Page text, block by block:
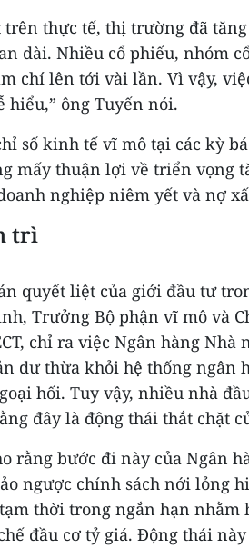
trên thực tế, thị trường đã
dài. Nhiều cổ phiếu, nhóm
chí lên tới vài lần. Vì vậy,
hiểu,” ông Tuyến nói.
số kinh tế vĩ mô tại các kỳ
mấy thuận lợi về triển vọng
nghiệp niêm yết và nợ
trì
quyết liệt của giới đầu tư
Trưởng Bộ phận vĩ mô và
chỉ ra việc Ngân hàng
dư thừa khỏi hệ thống ngân
hối. Tuy vậy, nhiều nhà
đây là động thái thắt chặt
rằng bước đi này của Ngân
ngược chính sách nới lỏng
thời trong ngắn hạn nhằm
đầu cơ tỷ giá. Động thái